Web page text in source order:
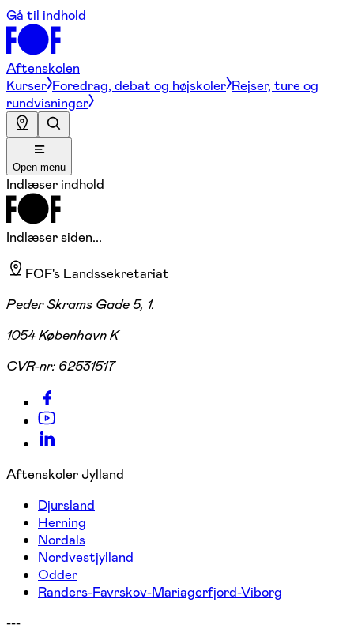
Gå til indhold
Aftenskolen
Kurser Foredrag, debat og højskoler Rejser, ture og
rundvisninger
Open menu
Indlæser indhold
Indlæser siden...
FOF's Landssekretariat
Peder Skrams Gade 5, 1.
1054 København K
CVR-nr: 62531517
Aftenskoler Jylland
Djursland
Herning
Nordals
Nordvestjylland
Odder
Randers-Favrskov-Mariagerfjord-Viborg
---